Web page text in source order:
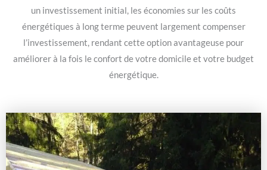
un investissement initial, les économies sur les coûts
énergétiques à long terme peuvent largement compenser
l’investissement, rendant cette option avantageuse pour
améliorer à la fois le confort de votre domicile et votre budget
énergétique.